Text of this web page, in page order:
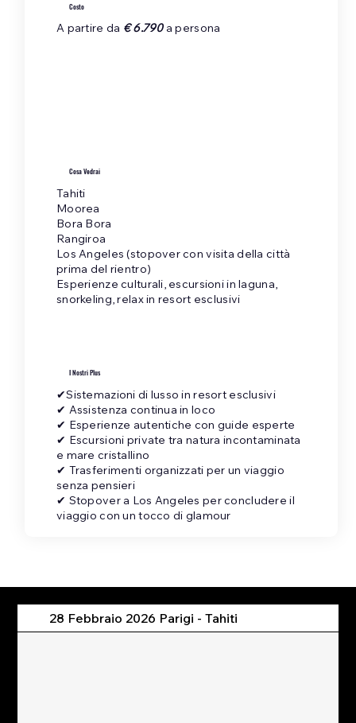
Costo
A partire da € 6.790 a persona
Cosa Vedrai
Tahiti
Moorea
Bora Bora
Rangiroa
Los Angeles (stopover con visita della città
prima del rientro)
Esperienze culturali, escursioni in laguna,
snorkeling, relax in resort esclusivi
I Nostri Plus
✔Sistemazioni di lusso in resort esclusivi
✔ Assistenza continua in loco
✔ Esperienze autentiche con guide esperte
✔ Escursioni private tra natura incontaminata
e mare cristallino
✔ Trasferimenti organizzati per un viaggio
senza pensieri
✔ Stopover a Los Angeles per concludere il
viaggio con un tocco di glamour
28 Febbraio 2026 Parigi - Tahiti